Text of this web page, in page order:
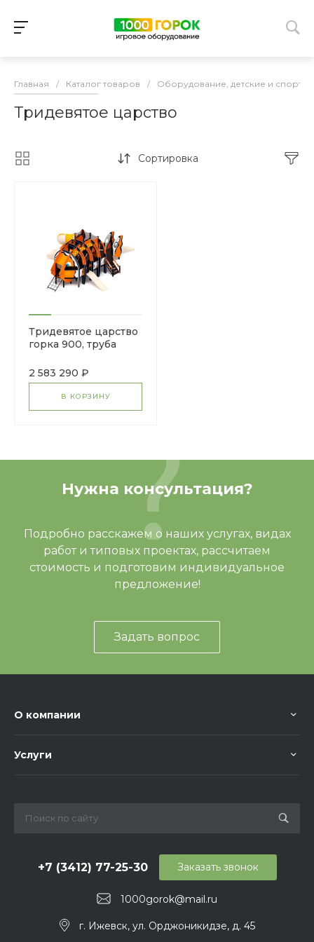
Главная / Каталог товаров / Оборудование, детские и
Тридевятое царство
Сортировка
Тридевятое царство
горка 900, труба
2.27.04
2 583 290 ₽
В КОРЗИНУ
Нужна консультация?
Подробно расскажем о наших услугах, видах
работ и типовых проектах, рассчитаем
стоимость и подготовим индивидуальное
предложение!
Задать вопрос
О компании
Услуги
+7 (3412) 77-25-30
1000gorok@mail.ru
Заказать звонок
г. Ижевск, ул. Орджоникидзе, д. 45